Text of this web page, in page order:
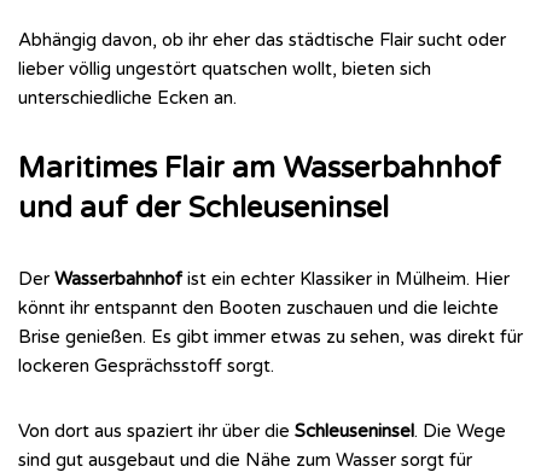
Abhängig davon, ob ihr eher das städtische Flair sucht oder
lieber völlig ungestört quatschen wollt, bieten sich
unterschiedliche Ecken an.
Maritimes Flair am Wasserbahnhof
und auf der Schleuseninsel
Der Wasserbahnhofist ein echter Klassiker in Mülheim. Hier
könnt ihr entspannt den Booten zuschauen und die leichte
Brise genießen. Es gibt immer etwas zu sehen, was direkt für
lockeren Gesprächsstoff sorgt.
Von dort aus spaziert ihr über die Schleuseninsel. Die Wege
sind gut ausgebaut und die Nähe zum Wasser sorgt für